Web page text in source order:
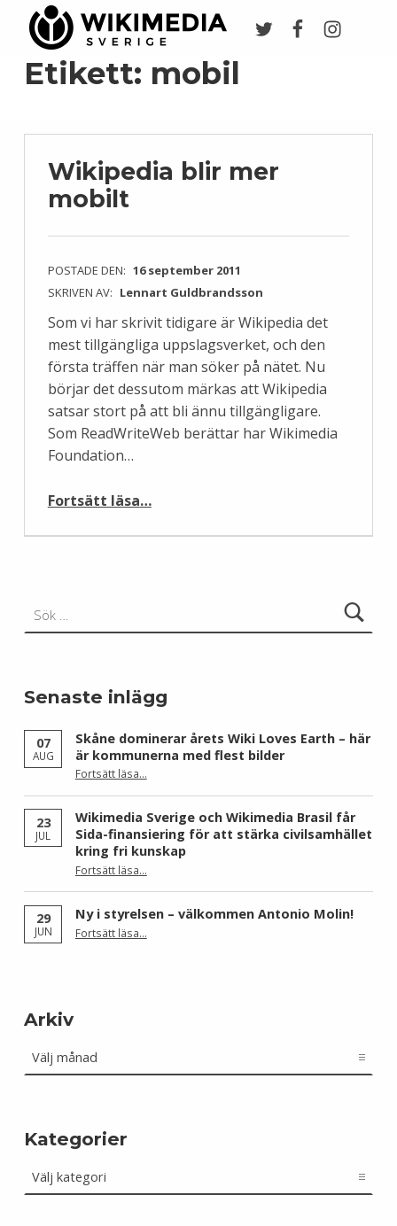
Etikett: mobil
Wikipedia blir mer
mobilt
POSTADE DEN: 16 september 2011
SKRIVEN AV: Lennart Guldbrandsson
Som vi har skrivit tidigare är Wikipedia det
mest tillgängliga uppslagsverket, och den
första träffen när man söker på nätet. Nu
börjar det dessutom märkas att Wikipedia
satsar stort på att bli ännu tillgängligare.
Som ReadWriteWeb berättar har Wikimedia
Foundation…
Fortsätt läsa…
Senaste inlägg
07
AUG
Skåne dominerar årets Wiki Loves Earth – här
är kommunerna med flest bilder
Fortsätt läsa“Skåne dominerar årets Wiki Loves Earth – här är kommunerna med flest bilder”
…
23
JUL
Wikimedia Sverige och Wikimedia Brasil får
Sida-finansiering för att stärka civilsamhället
kring fri kunskap
Fortsätt läsa“Wikimedia Sverige och Wikimedia Brasil får Sida-finansiering för att stärka civilsamhället kring fri kunskap”
…
29
JUN
Ny i styrelsen – välkommen Antonio Molin!
Fortsätt läsa“Ny i styrelsen – välkommen Antonio Molin!”
…
Arkiv
Kategorier